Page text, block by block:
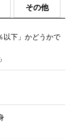
その他
以下」かどうかで